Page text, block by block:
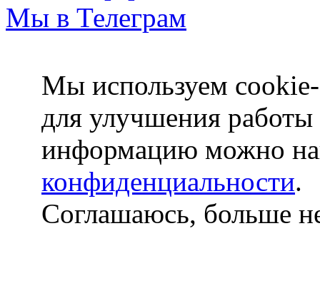
Мы в Телеграм
Мы используем
для улучшения
информацию можно
конфиденциальности.
Соглашаюсь, больше